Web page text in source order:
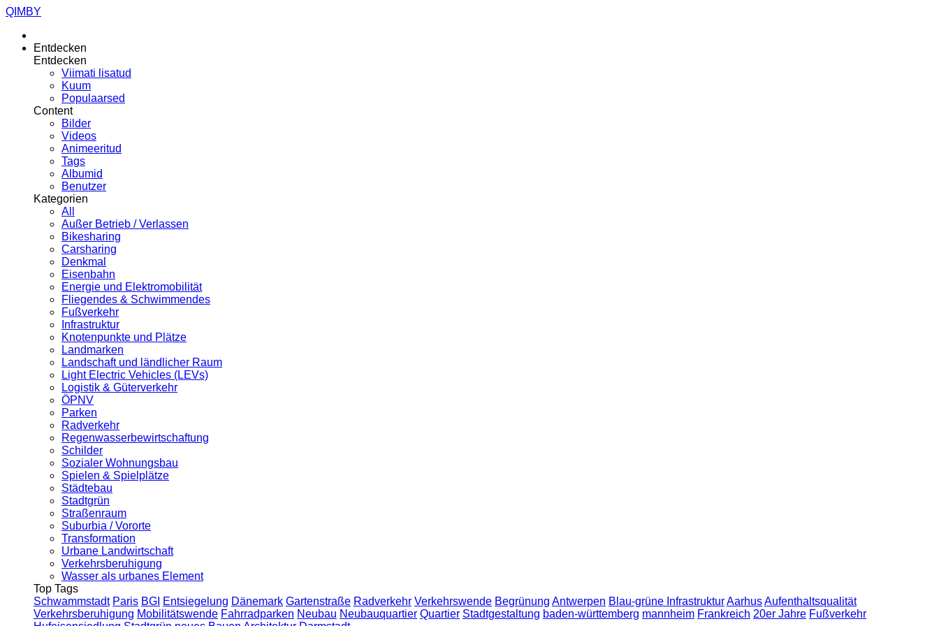
QIMBY
Entdecken
Entdecken
Viimati lisatud
Kuum
Populaarsed
Content
Bilder
Videos
Animeeritud
Tags
Albumid
Benutzer
Kategorien
All
Außer Betrieb / Verlassen
Bikesharing
Carsharing
Denkmal
Eisenbahn
Energie und Elektromobilität
Fliegendes & Schwimmendes
Fußverkehr
Infrastruktur
Knotenpunkte und Plätze
Landmarken
Landschaft und ländlicher Raum
Light Electric Vehicles (LEVs)
Logistik & Güterverkehr
ÖPNV
Parken
Radverkehr
Regenwasserbewirtschaftung
Schilder
Sozialer Wohnungsbau
Spielen & Spielplätze
Städtebau
Stadtgrün
Straßenraum
Suburbia / Vororte
Transformation
Urbane Landwirtschaft
Verkehrsberuhigung
Wasser als urbanes Element
Top Tags
Schwammstadt Paris BGI Entsiegelung Dänemark Gartenstraße Radverkehr Verkehrswende Begrünung Antwerpen Blau-grüne InfrastrukturAarhusAufenthaltsqualität
Verkehrsberuhigung Mobilitätswende Fahrradparken Neubau Neubauquartier Quartier Stadtgestaltung baden-württemberg mannheim Frankreich 20er Jahre Fußverkehr